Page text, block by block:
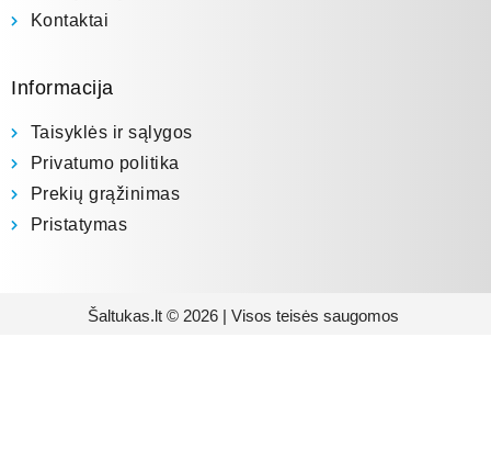
Kontaktai
Informacija
Taisyklės ir sąlygos
Privatumo politika
Prekių grąžinimas
Pristatymas
Šaltukas.lt © 2026 | Visos teisės saugomos